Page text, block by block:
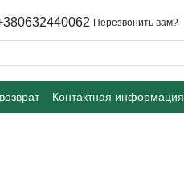
Перезвонить вам?
Контактная информация